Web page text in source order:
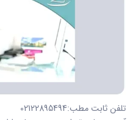
تلفن ثابت مطب:02122895494